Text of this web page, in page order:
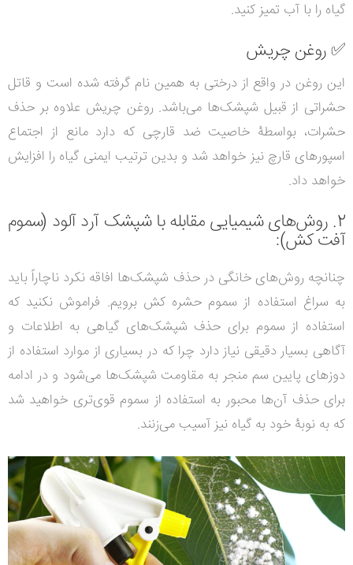
گیاه را با آب تمیز کنید.
✅روغن چریش
این روغن در واقع از درختی به همین نام گرفته شده است و قاتل
حشراتی از قبیل شپشک‌ها می‌باشد. روغن چریش علاوه بر حذف
حشرات، بواسطۀ خاصیت ضد قارچی که دارد مانع از اجتماع
اسپورهای قارچ نیز خواهد شد و بدین ترتیب ایمنی گیاه را افزایش
خواهد داد.
2. روش‌های شیمیایی مقابله با شپشک آرد آلود (سموم
آفت‌ کش):
چنانچه روش‌های خانگی در حذف شپشک‌ها افاقه نکرد ناچاراً باید
به سراغ استفاده از سموم حشره کش برویم. فراموش نکنید که
استفاده از سموم برای حذف شپشک‌های گیاهی به اطلاعات و
آگاهی بسیار دقیقی نیاز دارد چرا که در بسیاری از موارد استفاده از
دوزهای پایین سم منجر به مقاومت شپشک‌ها می‌شود و در ادامه
برای حذف آن‌ها محبور به استفاده از سموم قوی‌تری خواهید شد
که به نوبۀ خود به گیاه نیز آسیب می‌زنند.